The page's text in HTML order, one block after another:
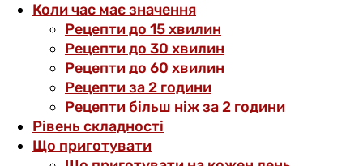
Коли час має значення
Рецепти до 15 хвилин
Рецепти до 30 хвилин
Рецепти до 60 хвилин
Рецепти за 2 години
Рецепти більш ніж за 2 години
Рівень складності
Що приготувати